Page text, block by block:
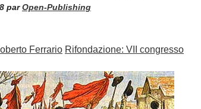
parOpen-Publishing
Ferrario Rifondazione: VII congresso